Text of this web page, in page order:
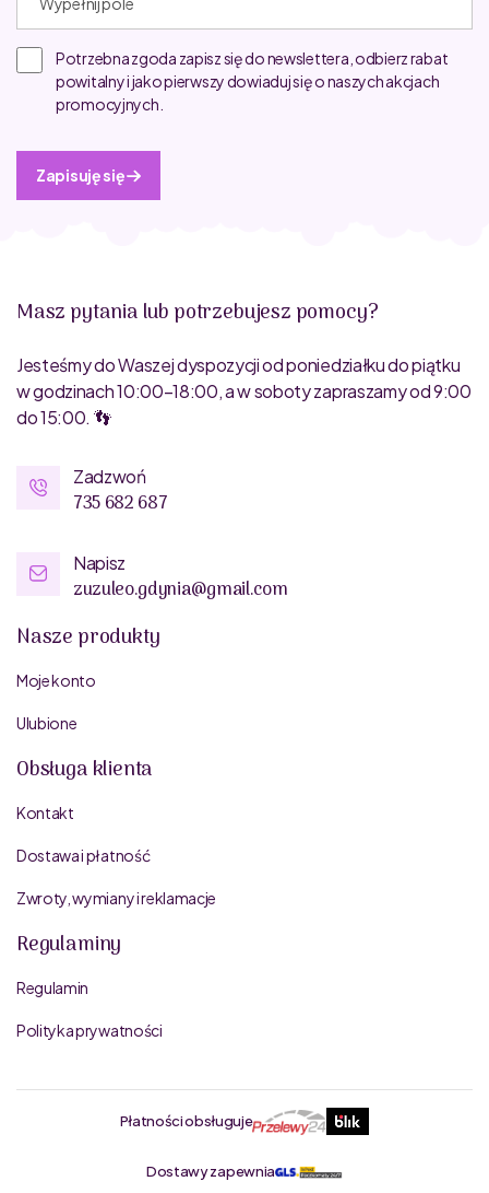
Potrzebna zgoda zapisz się do newslettera, odbierz rabat
powitalny i jako pierwszy dowiaduj się o naszych akcjach
promocyjnych.
Zapisuję się
Masz pytania lub potrzebujesz pomocy?
Jesteśmy do Waszej dyspozycji od poniedziałku do piątku
w godzinach 10:00–18:00, a w soboty zapraszamy od 9:00
do 15:00. 👣
Zadzwoń
735 682 687
Napisz
zuzuleo.gdynia@gmail.com
Nasze produkty
Moje konto
Ulubione
Obsługa klienta
Kontakt
Dostawa i płatność
Zwroty, wymiany i reklamacje
Regulaminy
Regulamin
Polityka prywatności
Płatności obsługuje
Dostawy zapewnia